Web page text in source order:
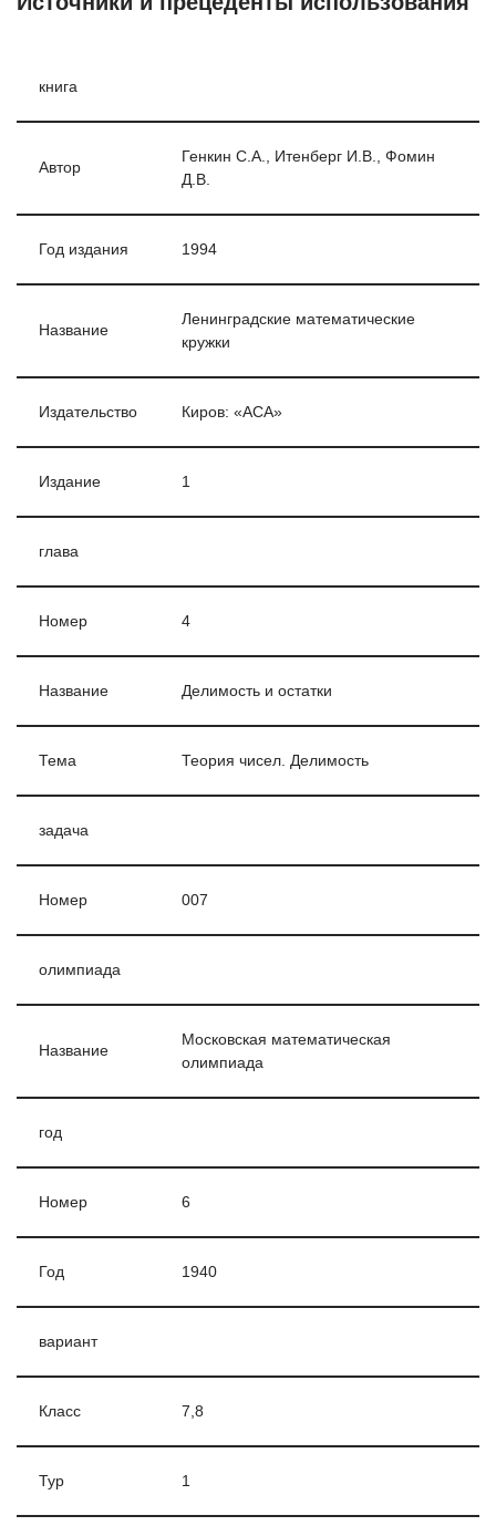
книга
Автор
Генкин С.А., Итенберг И.В., Фомин
Д.В.
Год издания 1994
Название
Ленинградские математические
кружки
Издательство Киров: «АСА»
Издание 1
глава
Номер 4
Название Делимость и остатки
Тема Теория чисел. Делимость
задача
Номер 007
олимпиада
Название
Московская математическая
олимпиада
год
Номер 6
Год 1940
вариант
Класс 7,8
Тур 1